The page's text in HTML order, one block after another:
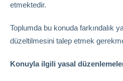
etmektedir.
Toplumda bu konuda farkındalık
düzeltilmesini talep etmek
Konuyla ilgili yasal